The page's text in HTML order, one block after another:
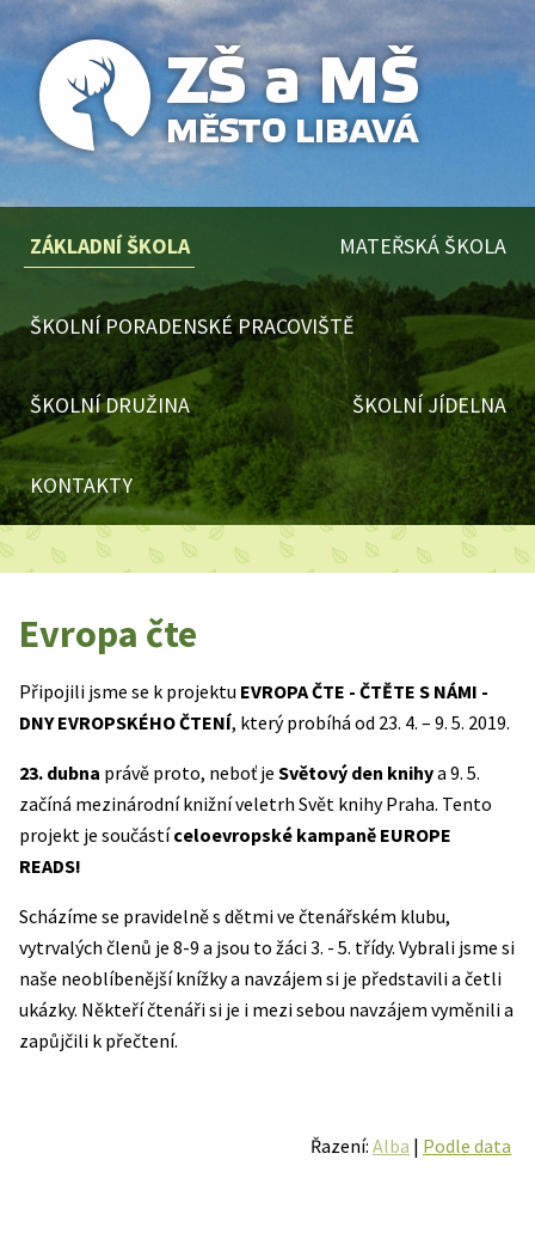
ZÁKLADNÍ ŠKOLA MATEŘSKÁ ŠKOLA
ŠKOLNÍ PORADENSKÉ PRACOVIŠTĚ
ŠKOLNÍ DRUŽINA ŠKOLNÍ JÍDELNA
KONTAKTY
Evropa čte
Připojili jsme se k projektu EVROPA ČTE - ČTĚTE S NÁMI -
DNY EVROPSKÉHO ČTENÍ, který probíhá od 23. 4. – 9. 5. 2019.
23. dubna právě proto, neboť je Světový den knihya 9. 5.
začíná mezinárodní knižní veletrh Svět knihy Praha. Tento
projekt je součástíceloevropské kampaně EUROPE
READS!
Scházíme se pravidelně s dětmi ve čtenářském klubu,
vytrvalých členů je 8-9 a jsou to žáci 3. - 5. třídy. Vybrali jsme si
naše neoblíbenější knížky a navzájem si je představili a četli
ukázky. Někteří čtenáři si je i mezi sebou navzájem vyměnili a
zapůjčili k přečtení.
Řazení: Alba | Podle data